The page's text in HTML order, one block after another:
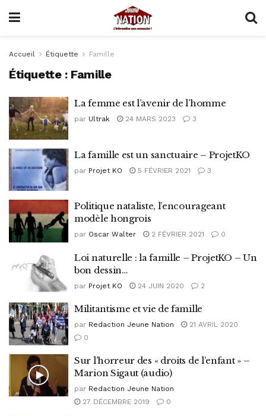
Accueil Étiquette Famille
Étiquette : Famille
La femme est l’avenir de l’homme
par Ultrak 24 MARS 2023 3
La famille est un sanctuaire – ProjetKO
par Projet KO 5 FÉVRIER 2021 3
Politique nataliste, l’encourageant
modèle hongrois
par Oscar Walter 2 FÉVRIER 2021 0
Loi naturelle : la famille – ProjetKO – Un
bon dessin…
par Projet KO 24 JUIN 2020 2
Militantisme et vie de famille
par Redaction Jeune Nation
21 AVRIL 2020
0
Sur l’horreur des « droits de l’enfant » –
Marion Sigaut (audio)
par Redaction Jeune Nation
27 DÉCEMBRE 2019
0